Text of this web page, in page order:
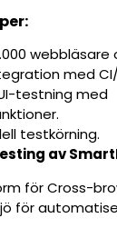
webbläsare
med
testning med
testkörning.
av
för Cross-
för